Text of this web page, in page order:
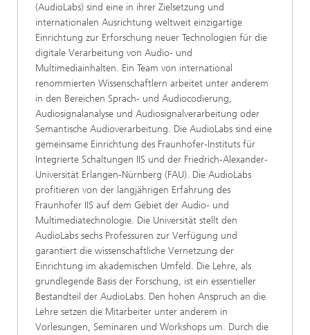
(AudioLabs) sind eine in ihrer Zielsetzung und
internationalen Ausrichtung weltweit einzigartige
Einrichtung zur Erforschung neuer Technologien für die
digitale Verarbeitung von Audio- und
Multimediainhalten. Ein Team von international
renommierten Wissenschaftlern arbeitet unter anderem
in den Bereichen Sprach- und Audiocodierung,
Audiosignalanalyse und Audiosignalverarbeitung oder
Semantische Audioverarbeitung. Die AudioLabs sind eine
gemeinsame Einrichtung des Fraunhofer-Instituts für
Integrierte Schaltungen IIS und der Friedrich-Alexander-
Universität Erlangen-Nürnberg (FAU). Die AudioLabs
profitieren von der langjährigen Erfahrung des
Fraunhofer IIS auf dem Gebiet der Audio- und
Multimediatechnologie. Die Universität stellt den
AudioLabs sechs Professuren zur Verfügung und
garantiert die wissenschaftliche Vernetzung der
Einrichtung im akademischen Umfeld. Die Lehre, als
grundlegende Basis der Forschung, ist ein essentieller
Bestandteil der AudioLabs. Den hohen Anspruch an die
Lehre setzen die Mitarbeiter unter anderem in
Vorlesungen, Seminaren und Workshops um. Durch die